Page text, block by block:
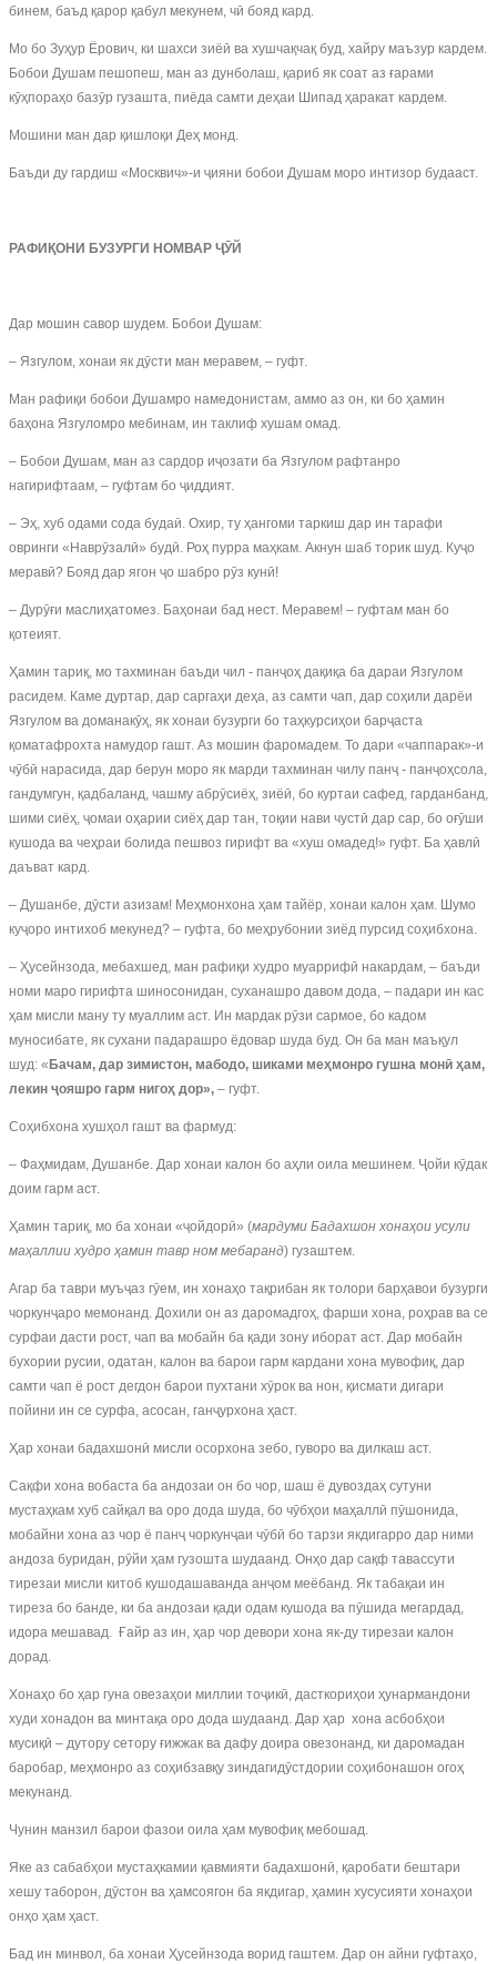
бинем, баъд қарор қабул мекунем, чӣ бояд кард.
Мо бо Зуҳур Ёрович, ки шахси зиёӣ ва хушчақчақ буд, хайру маъзур кардем.
Бобои Душам пешопеш, ман аз дунболаш, қариб як соат аз ғарами
кӯҳпораҳо базӯр гузашта, пиёда самти деҳаи Шипад ҳаракат кардем.
Мошини ман дар қишлоқи Деҳ монд.
Баъди ду гардиш «Москвич»-и ҷияни бобои Душам моро интизор будааст.
РАФИҚОНИ БУЗУРГИ НОМВАР ҶӮЙ
Дар мошин савор шудем. Бобои Душам:
– Язгулом, хонаи як дӯсти ман меравем, – гуфт.
Ман рафиқи бобои Душамро намедонистам, аммо аз он, ки бо ҳамин
баҳона Язгуломро мебинам, ин таклиф хушам омад.
– Бобои Душам, ман аз сардор иҷозати ба Язгулом рафтанро
нагирифтаам, – гуфтам бо ҷиддият.
– Эҳ, хуб одами сода будаӣ. Охир, ту ҳангоми таркиш дар ин тарафи
овринги «Наврӯзалӣ» будӣ. Роҳ пурра маҳкам. Акнун шаб торик шуд. Куҷо
меравӣ? Бояд дар ягон ҷо шабро рӯз кунӣ!
– Дурӯғи маслиҳатомез. Баҳонаи бад нест. Меравем! – гуфтам ман бо
қотеият.
Ҳамин тариқ, мо тахминан баъди чил - панҷоҳ дақиқа ба дараи Язгулом
расидем. Каме дуртар, дар саргаҳи деҳа, аз самти чап, дар соҳили дарёи
Язгулом ва доманакӯҳ, як хонаи бузурги бо таҳкурсиҳои барҷаста
қоматафрохта намудор гашт. Аз мошин фаромадем. То дари «чаппарак»-и
чӯбӣ нарасида, дар берун моро як марди тахминан чилу панҷ - панҷоҳсола,
гандумгун, қадбаланд, чашму абрӯсиёҳ, зиёӣ, бо куртаи сафед, гарданбанд,
шими сиёҳ, ҷомаи оҳарии сиёҳ дар тан, тоқии нави чустӣ дар сар, бо оғӯши
кушода ва чеҳраи болида пешвоз гирифт ва «хуш омадед!» гуфт. Ба ҳавлӣ
даъват кард.
– Душанбе, дӯсти азизам! Меҳмонхона ҳам тайёр, хонаи калон ҳам. Шумо
куҷоро интихоб мекунед? – гуфта, бо меҳрубонии зиёд пурсид соҳибхона.
– Ҳусейнзода, мебахшед, ман рафиқи худро муаррифӣ накардам, – баъди
номи маро гирифта шиносонидан, суханашро давом дода, – падари ин кас
ҳам мисли ману ту муаллим аст. Ин мардак рӯзи сармое, бо кадом
муносибате, як сухани падарашро ёдовар шуда буд. Он ба ман маъқул
шуд: « Бачам, дар зимистон, мабодо, шиками меҳмонро гушна монӣ ҳам,
лекин ҷояшро гарм нигоҳ дор», – гуфт.
Соҳибхона хушҳол гашт ва фармуд:
– Фаҳмидам, Душанбе. Дар хонаи калон бо аҳли оила мешинем. Ҷойи кӯдак
доим гарм аст.
Ҳамин тариқ, мо ба хонаи «ҷойдорӣ» (мардуми Бадахшон хонаҳои усули
маҳаллии худро ҳамин тавр ном мебаранд) гузаштем.
Агар ба таври муъҷаз гӯем, ин хонаҳо тақрибан як толори барҳавои бузурги
чоркунҷаро мемонанд. Дохили он аз даромадгоҳ, фарши хона, роҳрав ва се
сурфаи дасти рост, чап ва мобайн ба қади зону иборат аст. Дар мобайн
бухории русии, одатан, калон ва барои гарм кардани хона мувофиқ, дар
самти чап ё рост дегдон барои пухтани хӯрок ва нон, қисмати дигари
пойини ин се сурфа, асосан, ганҷурхона ҳаст.
Ҳар хонаи бадахшонӣ мисли осорхона зебо, гуворо ва дилкаш аст.
Сақфи хона вобаста ба андозаи он бо чор, шаш ё дувоздаҳ сутуни
мустаҳкам хуб сайқал ва оро дода шуда, бо чӯбҳои маҳаллӣ пӯшонида,
мобайни хона аз чор ё панҷ чоркунҷаи чӯбӣ бо тарзи якдигарро дар ними
андоза буридан, рӯйи ҳам гузошта шудаанд. Онҳо дар сақф тавассути
тирезаи мисли китоб кушодашаванда анҷом меёбанд. Як табақаи ин
тиреза бо банде, ки ба андозаи қади одам кушода ва пӯшида мегардад,
идора мешавад. Ғайр аз ин, ҳар чор девори хона як-ду тирезаи калон
дорад.
Хонаҳо бо ҳар гуна овезаҳои миллии тоҷикӣ, дасткориҳои ҳунармандони
худи хонадон ва минтақа оро дода шудаанд. Дар ҳар хона асбобҳои
мусиқӣ – дутору сетору ғижжак ва дафу доира овезонанд, ки даромадан
баробар, меҳмонро аз соҳибзавқу зиндагидӯстдории соҳибонашон огоҳ
мекунанд.
Чунин манзил барои фазои оила ҳам мувофиқ мебошад.
Яке аз сабабҳои мустаҳкамии қавмияти бадахшонӣ, қаробати бештари
хешу таборон, дӯстон ва ҳамсоягон ба якдигар, ҳамин хусусияти хонаҳои
онҳо ҳам ҳаст.
Бад ин минвол, ба хонаи Ҳусейнзода ворид гаштем. Дар он айни гуфтаҳо,